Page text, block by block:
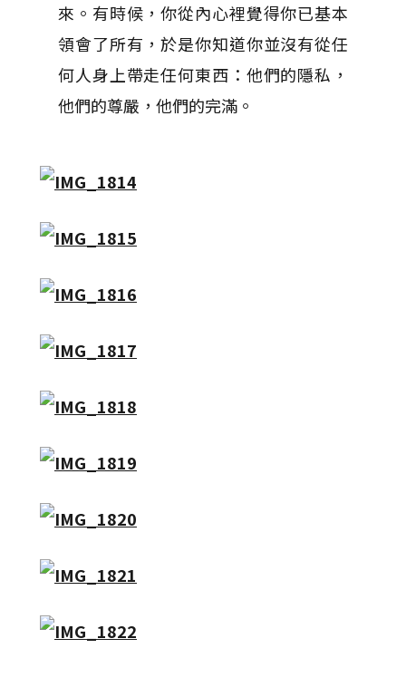
來。有時候，你從內心裡覺得你已基本
領會了所有，於是你知道你並沒有從任
何人身上帶走任何東西：他們的隱私，
他們的尊嚴，他們的完滿。